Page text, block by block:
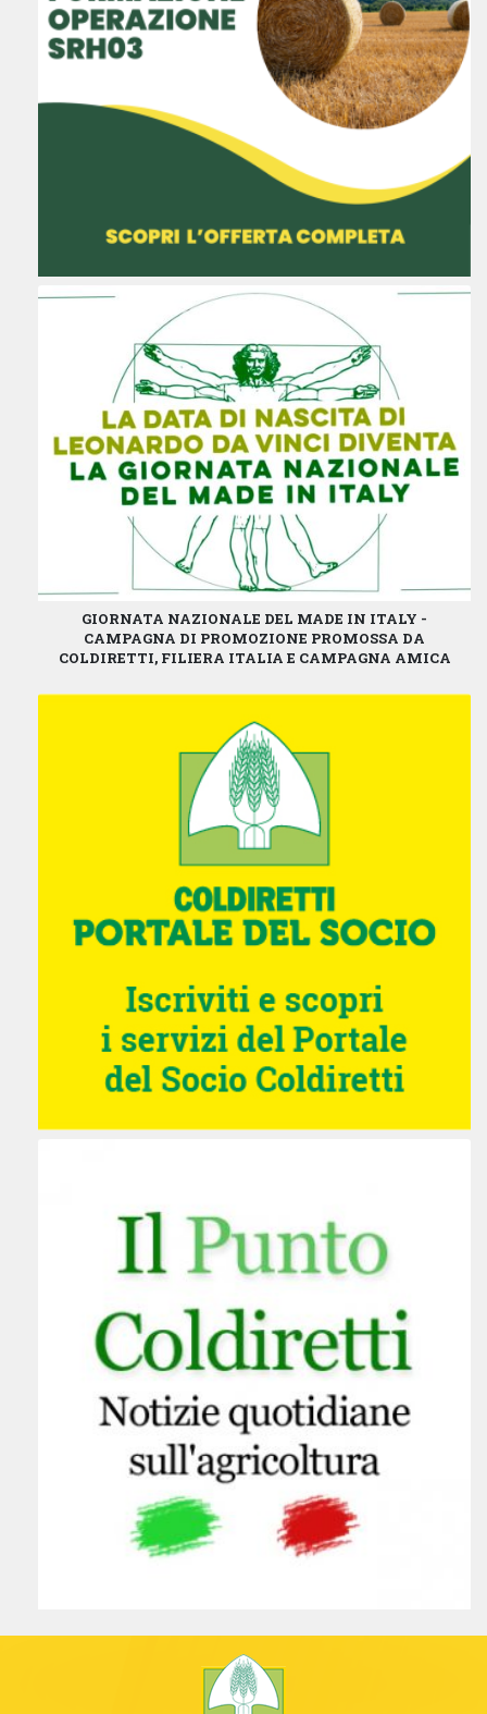
GIORNATA NAZIONALE DEL MADE IN ITALY -
CAMPAGNA DI PROMOZIONE PROMOSSA DA
COLDIRETTI, FILIERA ITALIA E CAMPAGNA AMICA